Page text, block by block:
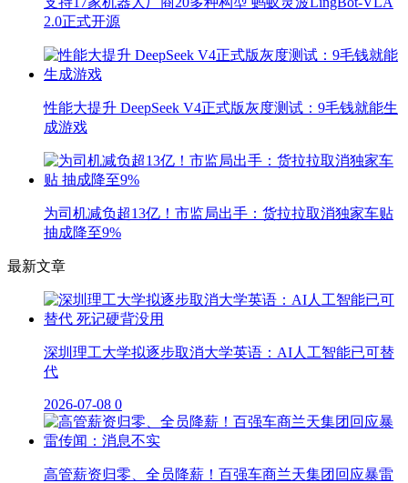
2.0正式开源
性能大提升 DeepSeek V4正式版灰度测试：9毛钱就能生
成游戏
为司机减负超13亿！市监局出手：货拉拉取消独家车贴
抽成降至9%
最新文章
深圳理工大学拟逐步取消大学英语：AI人工智能已可替
代
2026-07-08 0
高管薪资归零、全员降薪！百强车商兰天集团回应暴雷